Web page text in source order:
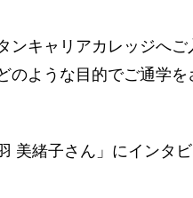
ンキャリアカレッジへご
のような目的でご通学を
美緒子さん」にインタ